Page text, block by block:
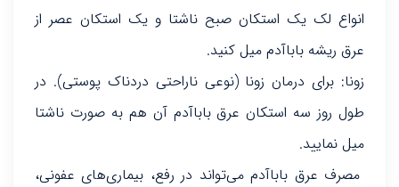
انواع لک یک استکان صبح ناشتا و یک استکان عصر از
عرق ریشه باباآدم میل کنید.
زونا: برای درمان زونا (نوعی ناراحتی دردناک پوستی). در
طول روز سه استکان عرق باباآدم آن هم به صورت ناشتا
میل نمایید.
مصرف عرق باباآدم می‌تواند در رفع، بیماری‌های عفونی،